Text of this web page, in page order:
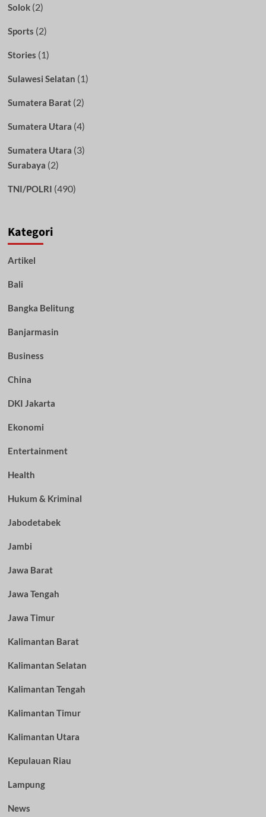
Solok(2)
Sports (2)
Stories (1)
Sulawesi Selatan (1)
Sumatera Barat(2)
Sumatera Utara (4)
Sumatera Utara (3)
Surabaya (2)
TNI/POLRI (490)
Kategori
Artikel
Bali
Bangka Belitung
Banjarmasin
Business
China
DKI Jakarta
Ekonomi
Entertainment
Health
Hukum & Kriminal
Jabodetabek
Jambi
Jawa Barat
Jawa Tengah
Jawa Timur
Kalimantan Barat
Kalimantan Selatan
Kalimantan Tengah
Kalimantan Timur
Kalimantan Utara
Kepulauan Riau
Lampung
News